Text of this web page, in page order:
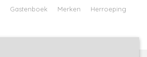
Gastenboek Merken Herroeping